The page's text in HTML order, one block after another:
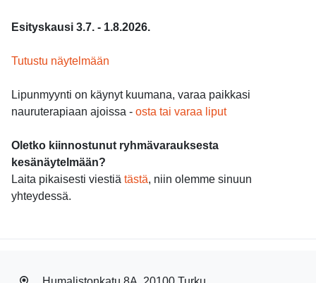
Esityskausi 3.7. - 1.8.2026.
Tutustu näytelmään
Lipunmyynti on käynyt kuumana, varaa paikkasi
nauruterapiaan ajoissa - osta tai varaa liput
Oletko kiinnostunut ryhmävarauksesta
kesänäytelmään?
Laita pikaisesti viestiä tästä, niin olemme sinuun
yhteydessä.